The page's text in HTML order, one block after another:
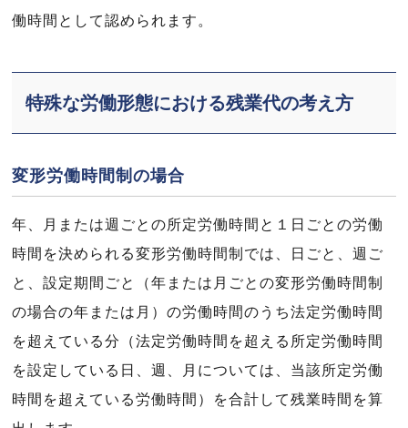
働時間として認められます。
特殊な労働形態における残業代の考え方
変形労働時間制の場合
年、月または週ごとの所定労働時間と１日ごとの労働
時間を決められる変形労働時間制では、日ごと、週ご
と、設定期間ごと（年または月ごとの変形労働時間制
の場合の年または月）の労働時間のうち法定労働時間
を超えている分（法定労働時間を超える所定労働時間
を設定している日、週、月については、当該所定労働
時間を超えている労働時間）を合計して残業時間を算